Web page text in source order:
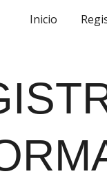
Inicio